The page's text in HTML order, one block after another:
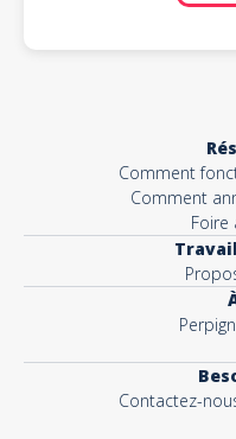
Comment
Comment
Foire
Contactez-